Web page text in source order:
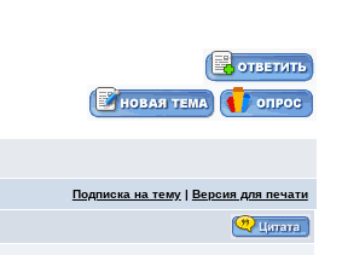
Подписка на тему| Версия для печати